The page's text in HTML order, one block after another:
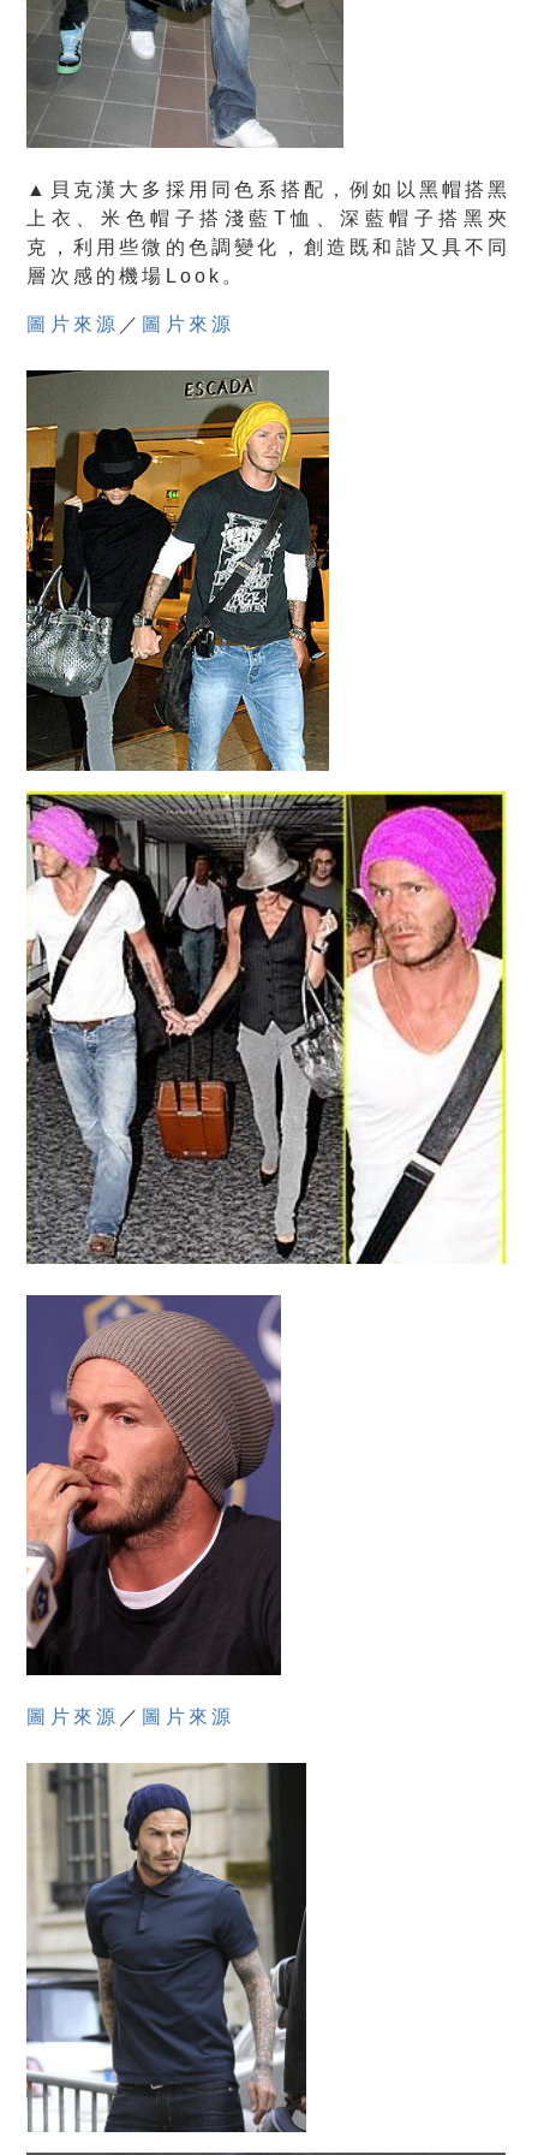
▲貝克漢大多採用同色系搭配，例如以黑帽搭黑
上衣、米色帽子搭淺藍T恤、深藍帽子搭黑夾
克，利用些微的色調變化，創造既和諧又具不同
層次感的機場Look。
圖片來源 ／ 圖片來源
圖片來源 ／ 圖片來源